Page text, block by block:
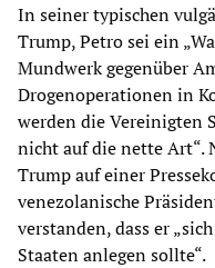
In seiner typischen
Trump, Petro sei ein
Mundwerk gegenüber
Drogenoperationen in
werden die Vereinigten
nicht auf die nette Art“.
Trump auf einer
venezolanische
verstanden, dass er
Staaten anlegen sollte“.